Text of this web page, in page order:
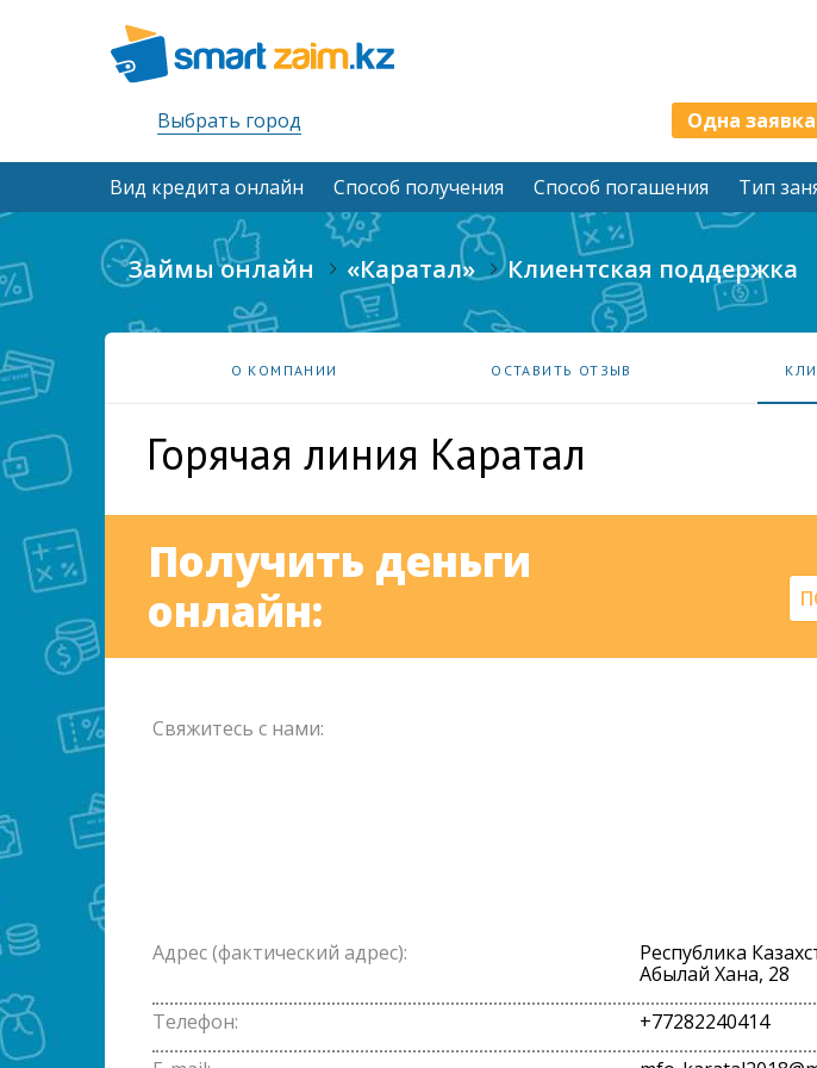
Выбрать город Одна
Вид кредита онлайн Способ получения Способ погашения Тип
Займы онлайн «Каратал» Клиентская поддержка
О КОМПАНИИ ОСТАВИТЬ ОТЗЫВ
Горячая линия Каратал
Получить деньги
онлайн:
Свяжитесь с нами:
Адрес (фактический адрес):
Республика
Абылай Хана, 28
Телефон:
+77282240414